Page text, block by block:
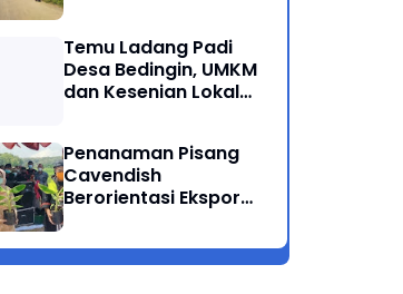
Penyemprotan di
Kecamatan Kauman
Temu Ladang Padi
Desa Bedingin, UMKM
dan Kesenian Lokal
Penanaman Pisang
Cavendish
Berorientasi Ekspor